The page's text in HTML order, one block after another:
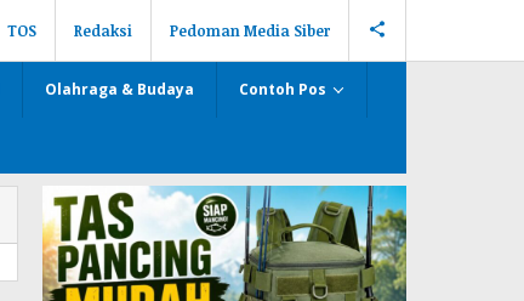
TOS Redaksi Pedoman Media Siber
Olahraga & Budaya Contoh Pos